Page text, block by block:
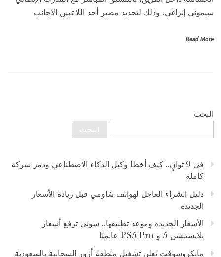
سيموني إنزاغي، وذلك لتحديد مصير أحد اللاعبين الأجانب
Read More
البحث
البحث
في 9 ثوانٍ.. كيف أخطأ وكيل الذكاء الاصطناعي ودمر شركة
كاملة
دليل الشراء العاجل لهواتف شاومي قبل زيادة الأسعار
الجديدة
الأسعار الجديدة وموعد تطبيقها.. سوني ترفع أسعار
بلايستيشن 5 و PS5 Pro عالميًا
مايكروسوفت تعلن تشغيل منطقة أزور السحابية بالسعودية